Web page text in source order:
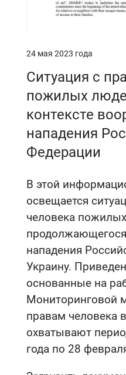
24 мая 2023 года
Ситуация с
пожилых
контексте
нападения
Федерации
В этой
освещается
человека
нападения
Украину.
основанные на
Мониторинговой
правам
охватывают
года по 28